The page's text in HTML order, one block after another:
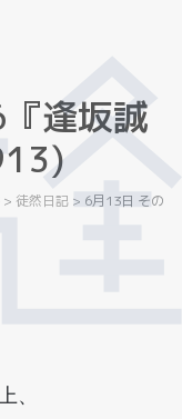
『逢坂誠
1 3)
> 徒然日記 > 6月13日 その
、